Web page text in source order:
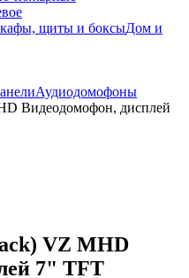
щиты и боксыДом и
Аудиодомофоны
Видеодомофон, дисплей
VZ MHD
7" TFT